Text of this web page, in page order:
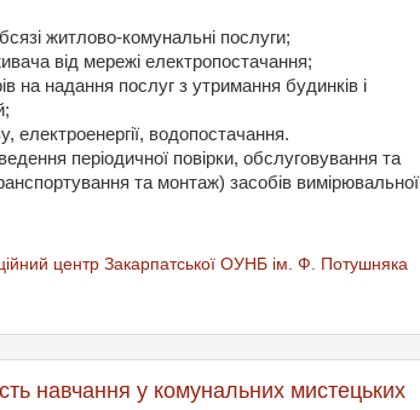
житлово-комунальні послуги;
від мережі електропостачання;
на надання послуг з утримання будинків і
електроенергії, водопостачання.
періодичної повірки, обслуговування та
та монтаж) засобів вимірювальної
центр Закарпатської ОУНБ ім. Ф. Потушняка
навчання у комунальних мистецьких